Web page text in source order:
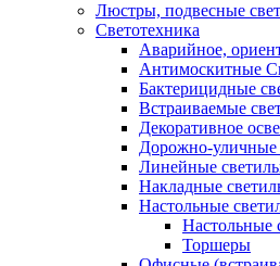
Люстры, подвесные
Светотехника
Аварийное,
Антимоскитные
Бактерицидные
Встраиваемые
Декоративное
Дорожно-уличные
Линейные
Накладные
Настольные
Настольные
Торшеры